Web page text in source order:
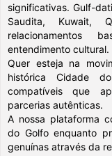
significativas. Gulf-
Saudita, Kuwait,
relacionamentos
entendimento cultural.
Quer esteja na
histórica Cidade
compatíveis que
parcerias autênticas.
A nossa plataforma
do Golfo enquanto
genuínas através da